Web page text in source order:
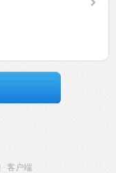
客户端